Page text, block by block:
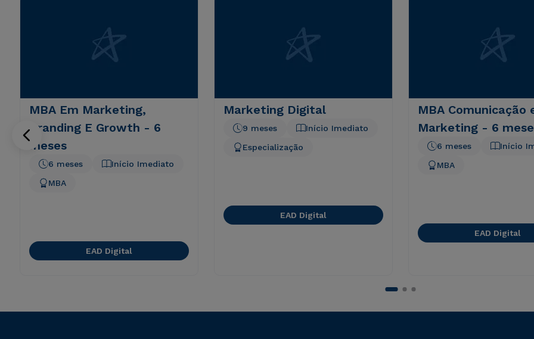
MBA Em Marketing,
Branding E Growth - 6
meses
Início Imediato
6 meses
MBA
EAD Digital
Marketing Digital
Início Imediato
9 meses
Especialização
EAD Digital
MBA Comunicação
Marketing - 6
Início
6 meses
MBA
EAD Digital